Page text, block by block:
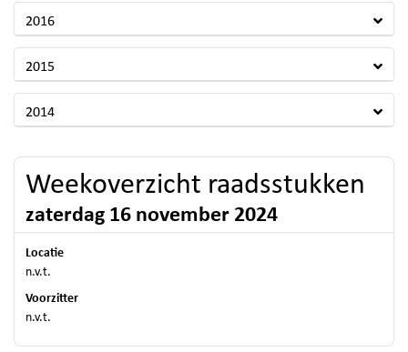
2016
2015
2014
Weekoverzicht raadsstukken
zaterdag 16 november 2024
Locatie
n.v.t.
Voorzitter
n.v.t.